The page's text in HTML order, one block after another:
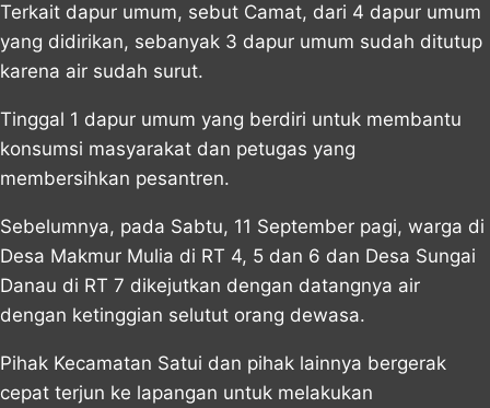
Terkait dapur umum, sebut Camat, dari 4 dapur umum
yang didirikan, sebanyak 3 dapur umum sudah ditutup
karena air sudah surut.
Tinggal 1 dapur umum yang berdiri untuk membantu
konsumsi masyarakat dan petugas yang
membersihkan pesantren.
Sebelumnya, pada Sabtu, 11 September pagi, warga di
Desa Makmur Mulia di RT 4, 5 dan 6 dan Desa Sungai
Danau di RT 7 dikejutkan dengan datangnya air
dengan ketinggian selutut orang dewasa.
Pihak Kecamatan Satui dan pihak lainnya bergerak
cepat terjun ke lapangan untuk melakukan